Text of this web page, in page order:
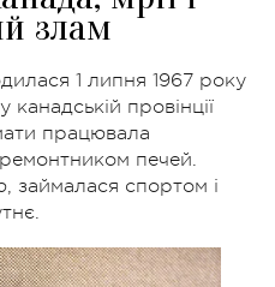
злам
1 липня 1967 року
канадській провінції
працювала
печей.
займалася спортом і